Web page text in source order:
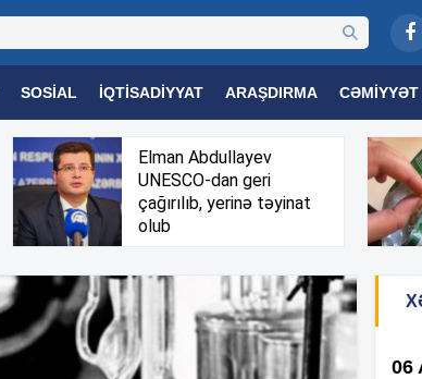
SOSIAL İQTISADIYYAT ARAŞDIRMA CƏMIYYƏT
TƏHSIL SAĞLAMLIQ MARAQLI TRIBUNA TV
Elman Abdullayev
UNESCO-dan geri
çağırılıb, yerinə təyinat
olub
06